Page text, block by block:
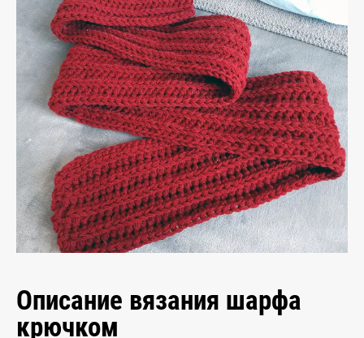
Описание вязания шарфа
крючком